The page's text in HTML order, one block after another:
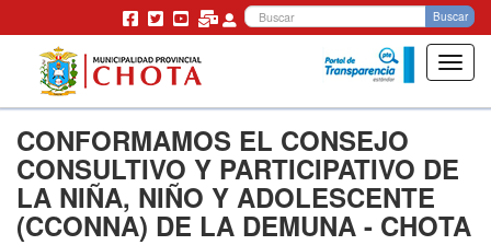
Pasar
contenido
principal
Buscar
CONFORMAMOS EL CONSEJO
CONSULTIVO Y PARTICIPATIVO DE
LA NIÑA, NIÑO Y ADOLESCENTE
(CCONNA) DE LA DEMUNA - CHOTA